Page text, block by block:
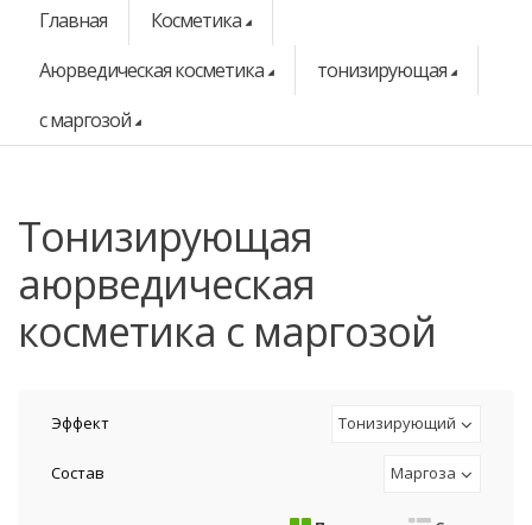
Главная
Косметика
Аюрведическая косметика
тонизирующая
с маргозой
тонизирующая
аюрведическая
косметика с маргозой
Эффект Тонизирующий
Состав Маргоза